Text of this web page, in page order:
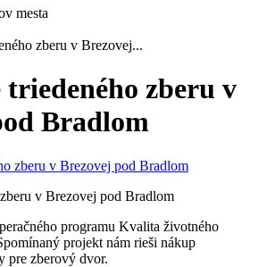
mesta
zberu v Brezovej...
triedeného zberu v
Bradlom
v Brezovej pod Bradlom
programu Kvalita životného
projekt nám rieši nákup
pre zberový dvor.